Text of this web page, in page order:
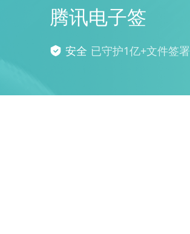
腾讯电子签
安全 已守护1亿+文件签署